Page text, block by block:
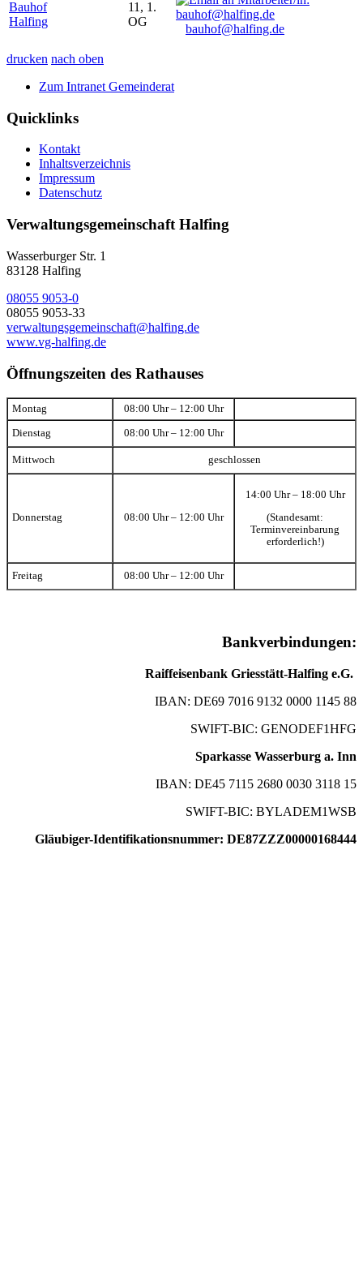
Bauhof
Halfing
11, 1.
OG
bauhof@halfing.de
drucken nach oben
Zum Intranet Gemeinderat
Quicklinks
Kontakt
Inhaltsverzeichnis
Impressum
Datenschutz
Verwaltungsgemeinschaft Halfing
Wasserburger Str. 1
83128 Halfing
08055 9053-0
08055 9053-33
verwaltungsgemeinschaft@halfing.de
www.vg-halfing.de
Öffnungszeiten des Rathauses
Montag 08:00 Uhr – 12:00 Uhr
Dienstag 08:00 Uhr – 12:00 Uhr
Mittwoch geschlossen
Donnerstag 08:00 Uhr – 12:00 Uhr
14:00 Uhr – 18:00 Uhr
(Standesamt:
Terminvereinbarung
erforderlich!)
Freitag 08:00 Uhr – 12:00 Uhr
Bankverbindungen:
Raiffeisenbank Griesstätt-Halfing e.G.
IBAN: DE69 7016 9132 0000 1145 88
SWIFT-BIC: GENODEF1HFG
Sparkasse Wasserburg a. Inn
IBAN: DE45 7115 2680 0030 3118 15
SWIFT-BIC: BYLADEM1WSB
Gläubiger-Identifikationsnummer: DE87ZZZ00000168444